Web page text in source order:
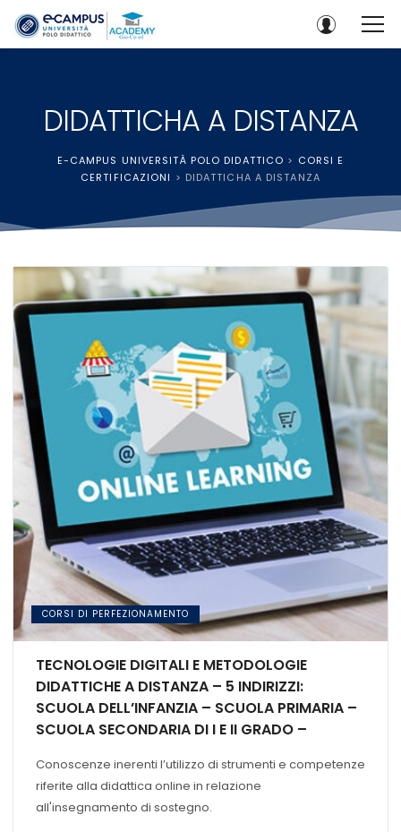
DIDATTICHA A DISTANZA
E-CAMPUS UNIVERSITÀ POLO DIDATTICO > CORSI E
CERTIFICAZIONI > DIDATTICHA A DISTANZA
CORSI DI PERFEZIONAMENTO
TECNOLOGIE DIGITALI E METODOLOGIE
DIDATTICHE A DISTANZA – 5 INDIRIZZI:
SCUOLA DELL’INFANZIA – SCUOLA PRIMARIA –
SCUOLA SECONDARIA DI I E II GRADO –
CONTINUA E NEI CONTESTI PROFESSIONALI
Conoscenze inerenti l’utilizzo di strumenti e competenze
riferite alla didattica online in relazione
all'insegnamento di sostegno.